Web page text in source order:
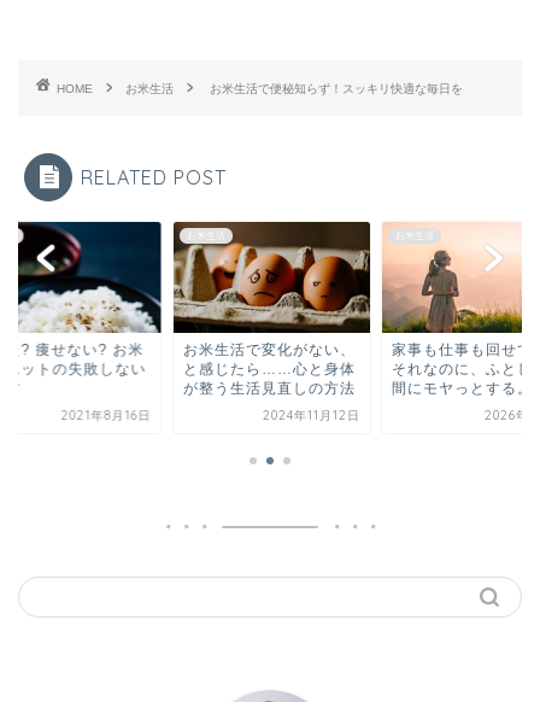
HOME お米生活 お米生活で便秘知らず！スッキリ快適な毎日を
RELATED POST
た? 痩せない? お米
エットの失敗しない
方
2021年8月16日
お米生活で変化がない、
と感じたら……心と身体
が整う生活見直しの方法
2024年11月12日
家事も仕事も回せて
それなのに、ふとし
間にモヤっとする。
2026年5